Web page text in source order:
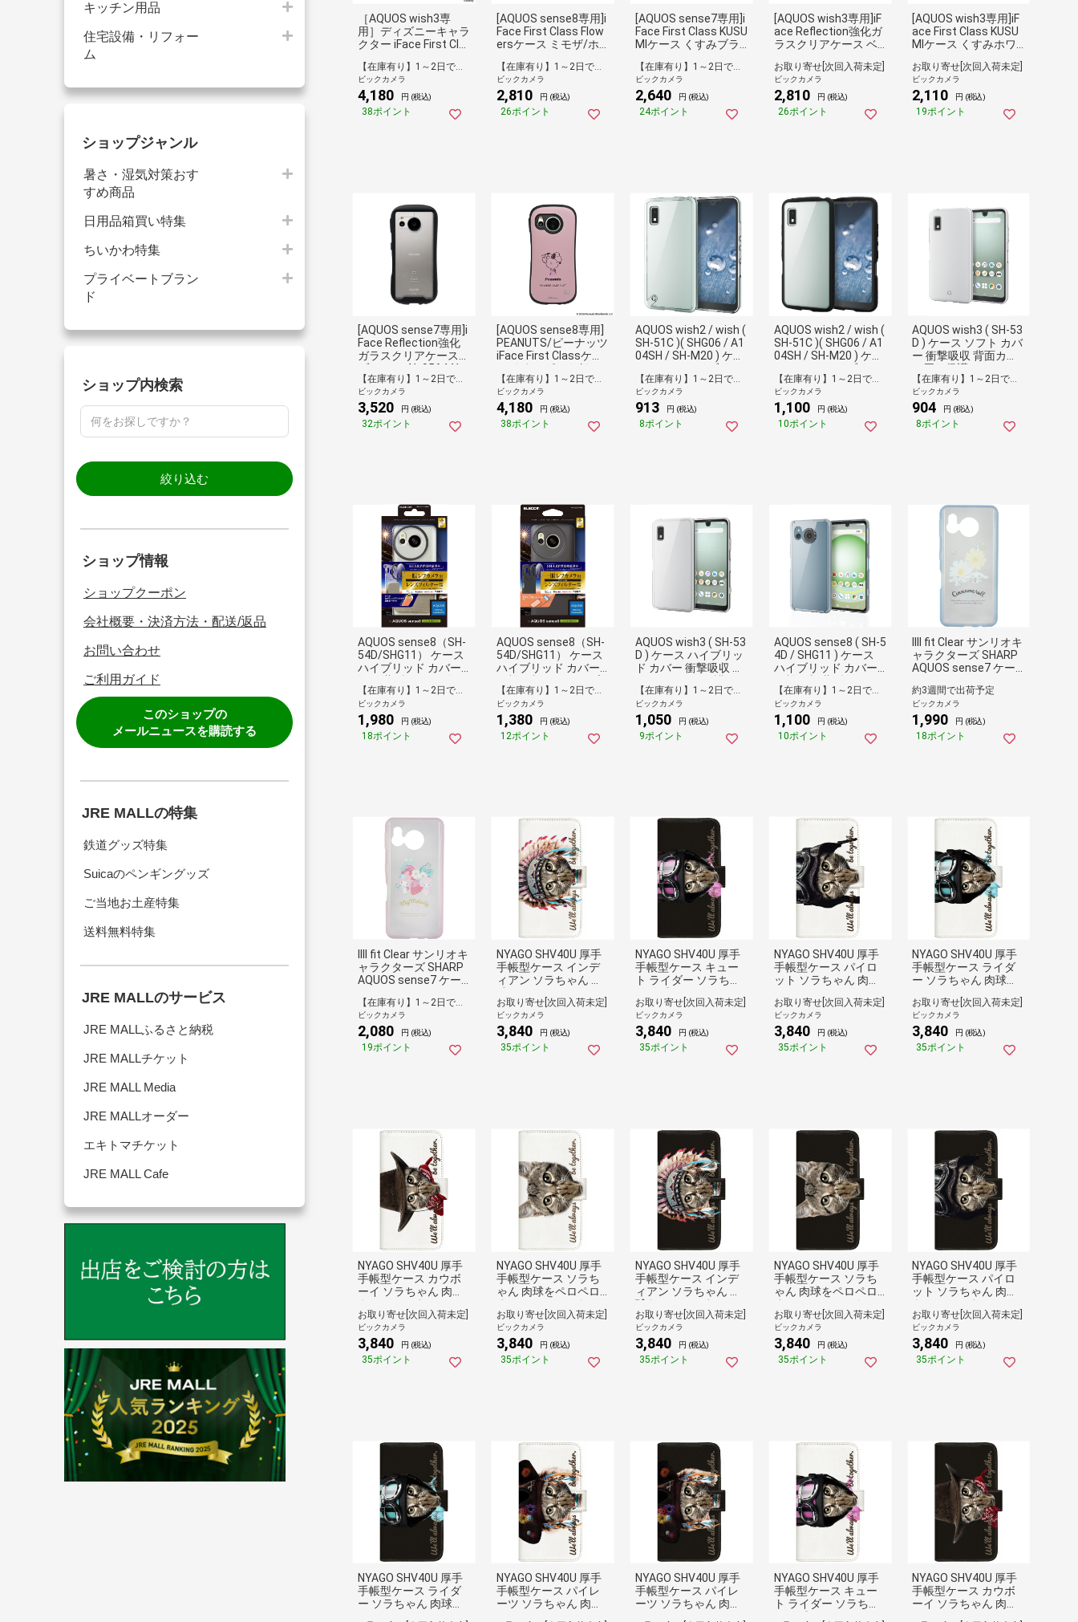
キッチン用品
住宅設備・リフォー
ム
ショップジャンル
暑さ・湿気対策おす
すめ商品
日用品箱買い特集
ちいかわ特集
プライベートブラン
ド
ショップ内検索
絞り込む
ショップ情報
ショップクーポン
会社概要・決済方法・配送/返品
お問い合わせ
ご利用ガイド
このショップの
メールニュースを購読する
JRE MALLの特集
鉄道グッズ特集
Suicaのペンギングッズ
ご当地お土産特集
送料無料特集
JRE MALLのサービス
JRE MALLふるさと納税
JRE MALLチケット
JRE MALL Media
JRE MALLオーダー
エキトマチケット
JRE MALL Cafe
［AQUOS wish3専
用］ディズニーキャラ
クター iFace First Cla
ーマウス/アイコン/カ
ラフル 41-956472
【在庫有り】1～2日で出荷予定(日付指定可)
ビックカメラ
4,180 円 (税込)
38ポイント
[AQUOS sense8専用]i
Face First Class Flow
ersケース ミモザ/ホ
【在庫有り】1～2日で出荷予定(日付指定可)
ビックカメラ
2,810 円 (税込)
26ポイント
[AQUOS sense7専用]i
Face First Class KUSU
MIケース くすみブラ
【在庫有り】1～2日で出荷予定(日付指定可)
ビックカメラ
2,640 円 (税込)
24ポイント
[AQUOS wish3専用]iF
ace Reflection強化ガ
ラスクリアケース ベ
お取り寄せ[次回入荷未定]
ビックカメラ
2,810 円 (税込)
26ポイント
[AQUOS wish3専用]iF
ace First Class KUSU
MIケース くすみホワ
お取り寄せ[次回入荷未定]
ビックカメラ
2,110 円 (税込)
19ポイント
[AQUOS sense7専用]i
Face Reflection強化
ガラスクリアケース
ブラック 41-956441
ビックカメラ
3,520 円 (税込)
32ポイント
[AQUOS sense8専用]
PEANUTS/ピーナッツ
iFace First Classケー
ス くすみピンク/キャ
リー 41-971017
【在庫有り】1～2日で出荷予定(日付指定可)
ビックカメラ
4,180 円 (税込)
38ポイント
AQUOS wish2 / wish (
SH-51C )( SHG06 / A1
04SH / SH-M20 ) ケー
ス カバー ハイブリッ
ド TPU ポリカーボネ
ート 耐衝撃 弾力性 角
エアクッション スリ
ム ストラップホール
付 極み設計 クリア ク
【在庫有り】1～2日で出荷予定(日付指定可)
ビックカメラ
913 円 (税込)
8ポイント
AQUOS wish2 / wish (
SH-51C )( SHG06 / A1
04SH / SH-M20 ) ケー
ス カバー ハイブリッ
ド TPU 背面硬度8H 耐
衝撃 衝撃吸収 エアク
ッション 軽量 薄型 背
面クリア ストラップ
ホール TOUGH SLIM LI
【在庫有り】1～2日で出荷予定(日付指定可)
ビックカメラ
1,100 円 (税込)
10ポイント
AQUOS wish3 ( SH-53
D ) ケース ソフト カバ
ー 衝撃吸収 背面カメ
ラ周り保護 ストラッ
プホール付 極み設計
クリア クリア PM-S2
33UCTCR
ビックカメラ
904 円 (税込)
8ポイント
AQUOS sense8（SH-
54D/SHG11） ケース
ハイブリッド カバー
眼レフカメラ用 カメ
ラレンズフィルター対
応 SHARP評価検証済
グレージュ PM-S234
CAMPGB
【在庫有り】1～2日で出荷予定(日付指定可)
ビックカメラ
1,980 円 (税込)
18ポイント
AQUOS sense8（SH-
54D/SHG11） ケース
ハイブリッド カバー
ホール付 背面マット
ストラップホールシー
ト付 一眼レフカメラ
用 カメラレンズフィ
ルター対応 SHARP評
【在庫有り】1～2日で出荷予定(日付指定可)
ビックカメラ
1,380 円 (税込)
12ポイント
AQUOS wish3 ( SH-53
D ) ケース ハイブリッ
ド カバー 衝撃吸収 背
トラップホール付 極
み設計 クリア クリア
PM-S233HVCKCR
【在庫有り】1～2日で出荷予定(日付指定可)
ビックカメラ
1,050 円 (税込)
9ポイント
AQUOS sense8 ( SH-5
4D / SHG11 ) ケース
ハイブリッド カバー
レンズ保護設計 スト
ラップホール付 クリ
ア クリア PM-S234HV
CKCR
【在庫有り】1～2日で出荷予定(日付指定可)
ビックカメラ
1,100 円 (税込)
10ポイント
IIII fit Clear サンリオキ
ャラクターズ SHARP
AQUOS sense7 ケー
-291CN
約3週間で出荷予定
ビックカメラ
1,990 円 (税込)
18ポイント
IIII fit Clear サンリオキ
ャラクターズ SHARP
AQUOS sense7 ケー
-291MM
【在庫有り】1～2日で出荷予定(日付指定可)
ビックカメラ
2,080 円 (税込)
19ポイント
NYAGO SHV40U 厚手
手帳型ケース インデ
ィアン ソラちゃん 肉
球をペロペロするにゃ
ー。 かわいい猫フェ
イス ホワイト SHV40
U-BNG2A7065-88
お取り寄せ[次回入荷未定]
ビックカメラ
3,840 円 (税込)
35ポイント
NYAGO SHV40U 厚手
手帳型ケース キュー
ト ライダー ソラちゃ
ん 肉球をペロペロす
るにゃー。 かわいい
猫フェイス ブラック
SHV40U-BNG2A7077-
88
お取り寄せ[次回入荷未定]
ビックカメラ
3,840 円 (税込)
35ポイント
NYAGO SHV40U 厚手
手帳型ケース パイロ
ット ソラちゃん 肉球
ー。 かわいい猫フェ
イス ホワイト SHV40
U-BNG2A7069-88
お取り寄せ[次回入荷未定]
ビックカメラ
3,840 円 (税込)
35ポイント
NYAGO SHV40U 厚手
手帳型ケース ライダ
ー ソラちゃん 肉球を
かわいい猫フェイス
ホワイト SHV40U-BN
G2A7066-88
お取り寄せ[次回入荷未定]
ビックカメラ
3,840 円 (税込)
35ポイント
NYAGO SHV40U 厚手
手帳型ケース カウボ
ーイ ソラちゃん 肉球
をペロペロするにゃ
ー。 かわいい猫フェ
イス ホワイト SHV40
U-BNG2A7068-88
お取り寄せ[次回入荷未定]
ビックカメラ
3,840 円 (税込)
35ポイント
NYAGO SHV40U 厚手
手帳型ケース ソラち
ゃん 肉球をペロペロ
するにゃー。 かわい
い猫フェイス ホワイ
ト SHV40U-BNG2A70
64-88
お取り寄せ[次回入荷未定]
ビックカメラ
3,840 円 (税込)
35ポイント
NYAGO SHV40U 厚手
手帳型ケース インデ
ィアン ソラちゃん 肉
球をペロペロするにゃ
ー。 かわいい猫フェ
イス ブラック SHV40
U-BNG2A7072-88
お取り寄せ[次回入荷未定]
ビックカメラ
3,840 円 (税込)
35ポイント
NYAGO SHV40U 厚手
手帳型ケース ソラち
ゃん 肉球をペロペロ
するにゃー。 かわい
い猫フェイス ブラッ
ク SHV40U-BNG2A70
71-88
お取り寄せ[次回入荷未定]
ビックカメラ
3,840 円 (税込)
35ポイント
NYAGO SHV40U 厚手
手帳型ケース パイロ
ット ソラちゃん 肉球
をペロペロするにゃ
ー。 かわいい猫フェ
イス ブラック SHV40
U-BNG2A7076-88
お取り寄せ[次回入荷未定]
ビックカメラ
3,840 円 (税込)
35ポイント
NYAGO SHV40U 厚手
手帳型ケース ライダ
ー ソラちゃん 肉球を
NYAGO SHV40U 厚手
手帳型ケース パイレ
ーツ ソラちゃん 肉球
NYAGO SHV40U 厚手
手帳型ケース パイレ
ーツ ソラちゃん 肉球
NYAGO SHV40U 厚手
手帳型ケース キュー
ト ライダー ソラちゃ
NYAGO SHV40U 厚手
手帳型ケース カウボ
ーイ ソラちゃん 肉球